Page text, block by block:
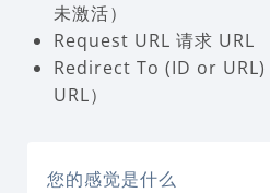
未激活）
Request URL 请求 URL
Redirect To (ID or URL)
URL）
您的感觉是什么